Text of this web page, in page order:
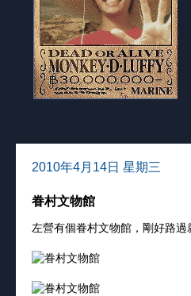
2010年4月14日 星期三
眷村文物館
左營有個眷村文物館，剛好路